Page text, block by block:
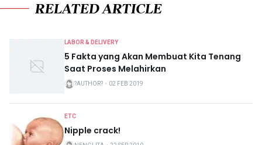
RELATED ARTICLE
LABOR & DELIVERY
5 Fakta yang Akan Membuat Kita Tenang
Saat Proses Melahirkan
?AUTHOR? ・ 02 FEB 2019
ETC
Nipple crack!